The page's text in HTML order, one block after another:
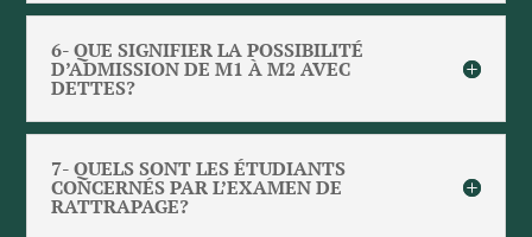
6- QUE SIGNIFIER LA POSSIBILITÉ
D’ADMISSION DE M1 À M2 AVEC
DETTES?
7- QUELS SONT LES ÉTUDIANTS
CONCERNÉS PAR L’EXAMEN DE
RATTRAPAGE?